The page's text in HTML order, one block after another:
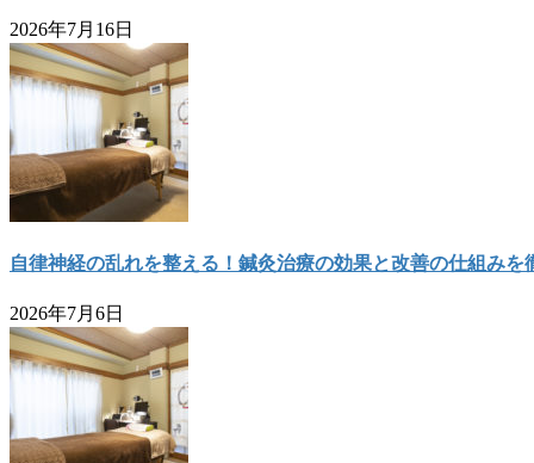
2026年7月16日
自律神経の乱れを整える！鍼灸治療の効果と改善の仕組みを
2026年7月6日